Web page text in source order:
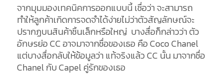
จากมุมมองเทคนิคการออกแบบนี้ เชื่อว่า จะสามารถ
ทำให้ลูกค้าเกิดการจดจำได้ง่ายไม่ว่าตัวสัญลักษณ์จะ
ปรากฏบนสินค้าชิ้นเล็กหรือใหญ่ บางสื่อก็กล่าวว่า ตัว
อักษรย่อ CC อาจมาจากชื่อของเธอ คือ Coco Chanel
แต่บางสื่อกลับให้ข้อมูลว่า แท้จริงแล้ว CC นั้น มาจากชื่อ
Chanel กับ Capel คู่รักของเธอ